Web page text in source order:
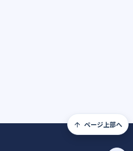
ページ上部へ